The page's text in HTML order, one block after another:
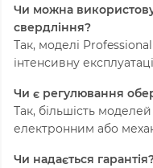
Чи можна
свердління?
Так, моделі
інтенсивну
Чи є регулювання
Так, більшість
електронним або
Чи надається